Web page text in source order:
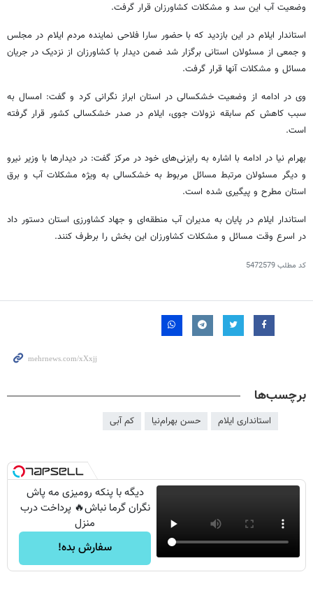
وضعیت آب این سد و مشکلات کشاورزان قرار گرفت.
استاندار ایلام در این بازدید که با حضور سارا فلاحی نماینده مردم ایلام در مجلس
و جمعی از مسئولان استانی برگزار شد ضمن دیدار با کشاورزان از نزدیک در جریان
مسائل و مشکلات آنها قرار گرفت.
وی در ادامه از وضعیت خشکسالی در استان ابراز نگرانی کرد و گفت: امسال به
سبب کاهش کم سابقه نزولات جوی، ایلام در صدر خشکسالی کشور قرار گرفته
است.
بهرام نیا در ادامه با اشاره به رایزنی‌های خود در مرکز گفت: در دیدارها با وزیر نیرو
و دیگر مسئولان مرتبط مسائل مربوط به خشکسالی به ویژه مشکلات آب و برق
استان مطرح و پیگیری شده است.
استاندار ایلام در پایان به مدیران آب منطقه‌ای و جهاد کشاورزی استان دستور داد
در اسرع وقت مسائل و مشکلات کشاورزان این بخش را برطرف کنند.
کد مطلب5472579
برچسب‌ها
استانداری ایلام حسن بهرام‌نیا کم آبی
دیگه با پنکه رومیزی مه پاش
نگران گرما نباش🔥 پرداخت درب
منزل
سفارش بده!